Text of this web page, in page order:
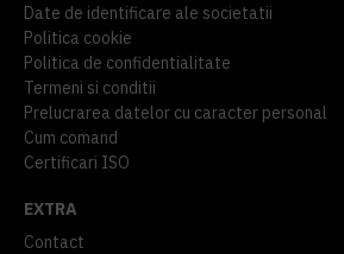
Date de identificare ale societatii
Politica cookie
Politica de confidentialitate
Termeni si conditii
Prelucrarea datelor cu caracter personal
Cum comand
Certificari ISO
EXTRA
Contact